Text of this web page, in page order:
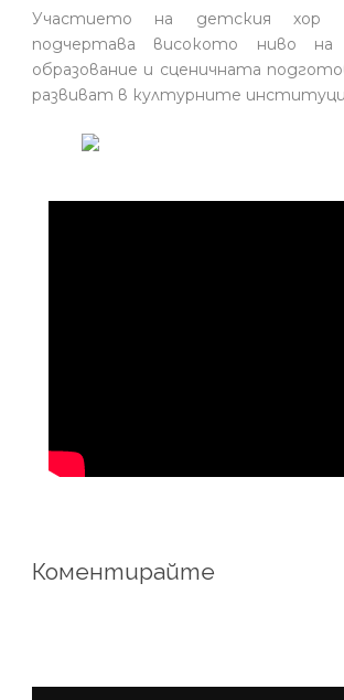
Участието на детския хор
подчертава високото ниво на
образование и сценичната
развиват в културните
Коментирайте